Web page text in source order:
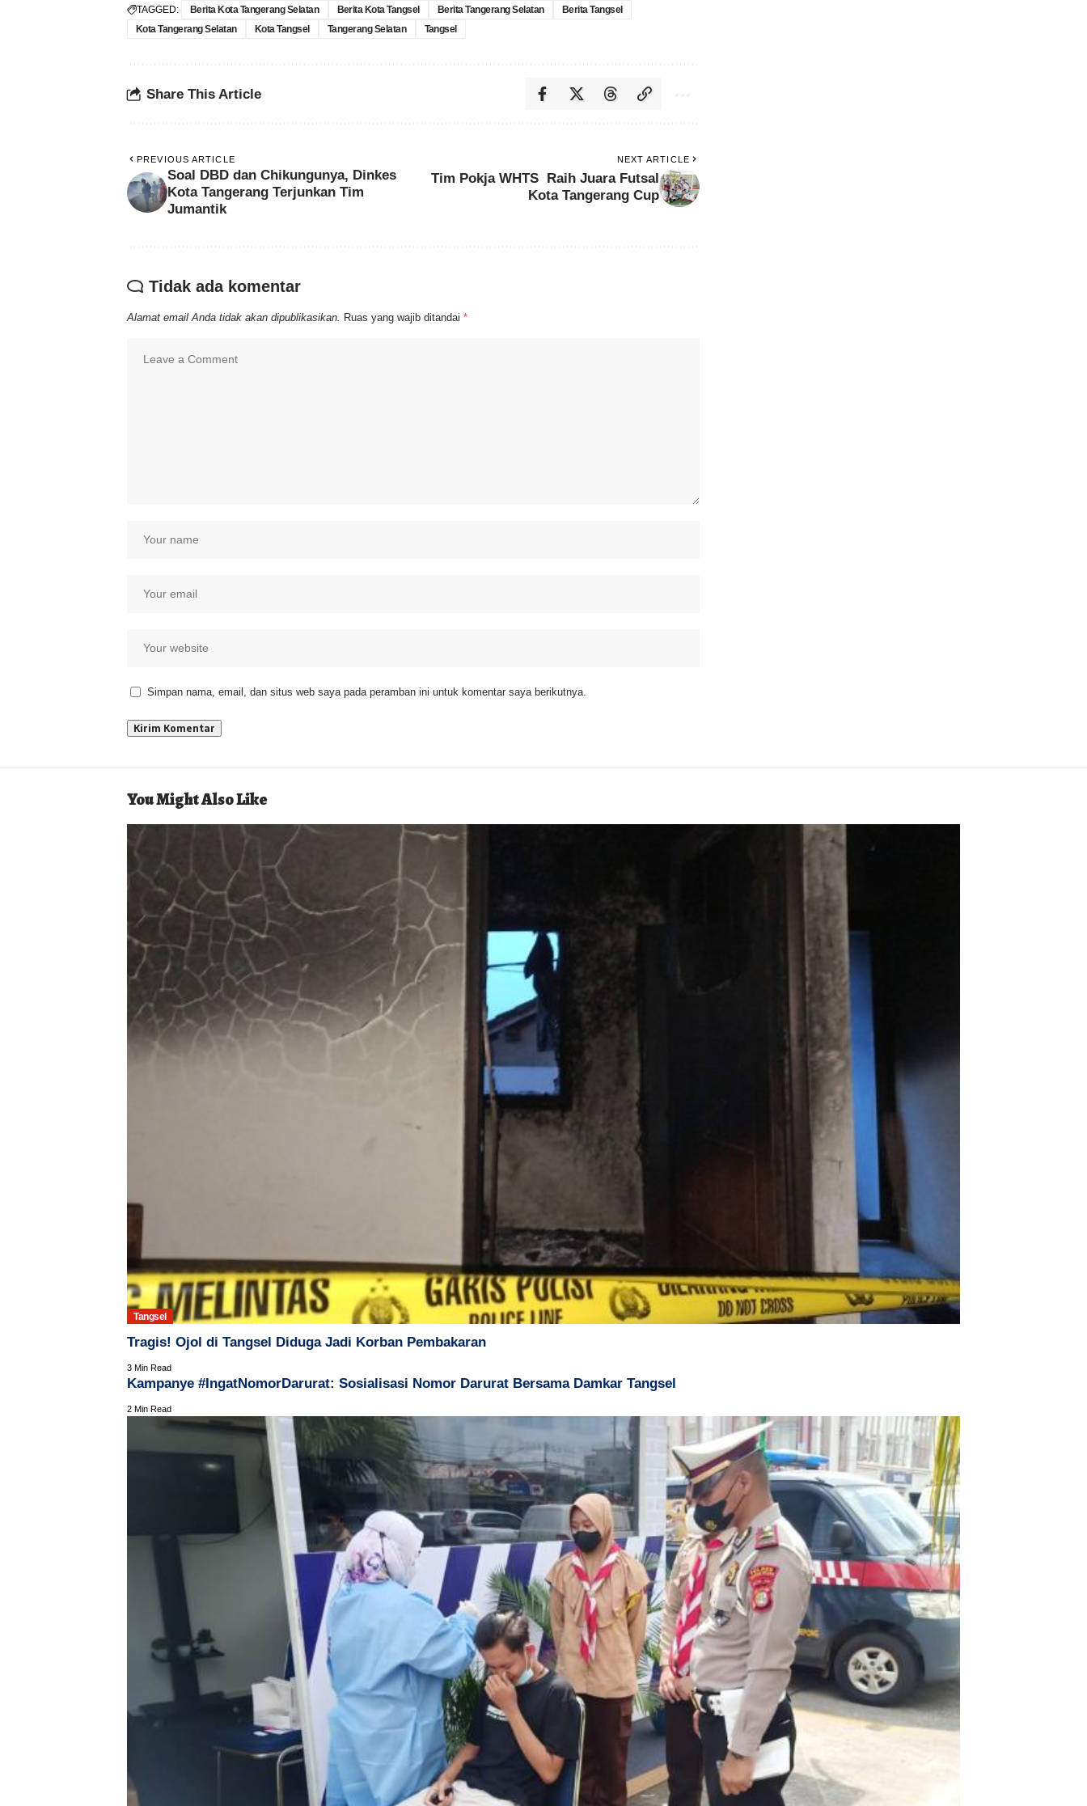
TAGGED: Berita Kota Tangerang Selatan Berita Kota Tangsel Berita Tangerang Selatan
Berita Tangsel
Kota Tangerang Selatan
Kota Tangsel Tangerang Selatan Tangsel
Share This Article
PREVIOUS ARTICLE
Soal DBD dan Chikungunya, Dinkes
Kota Tangerang Terjunkan Tim
Jumantik
NEXT ARTICLE
Tim Pokja WHTS Raih Juara Futsal
Kota Tangerang Cup
Tidak ada komentar
Alamat email Anda tidak akan dipublikasikan. Ruas yang wajib ditandai *
Simpan nama, email, dan situs web saya pada peramban ini untuk komentar saya berikutnya.
You Might Also Like
Tangsel
Tragis! Ojol di Tangsel Diduga Jadi Korban Pembakaran
3 Min Read
Kampanye #IngatNomorDarurat: Sosialisasi Nomor Darurat Bersama Damkar Tangsel
2 Min Read